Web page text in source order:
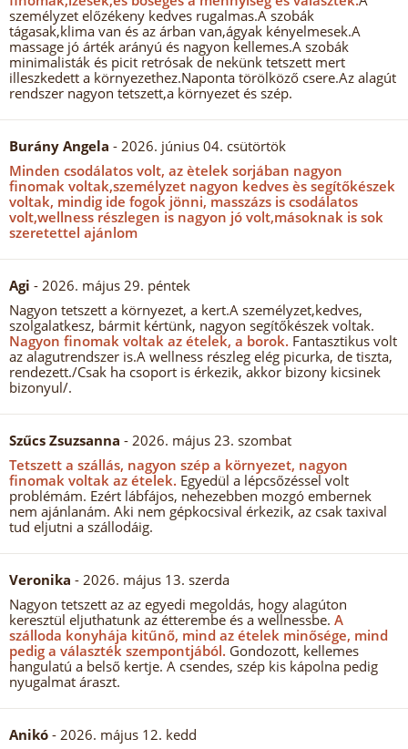
személyzet előzékeny kedves rugalmas.A szobák
tágasak,klima van és az árban van,ágyak kényelmesek.A
massage jó árték arányú és nagyon kellemes.A szobák
minimalisták és picit retrósak de nekünk tetszett mert
illeszkedett a környezethez.Naponta törölköző csere.Az alagút
rendszer nagyon tetszett,a környezet és szép.
Burány Angela - 2026. június 04. csütörtök
Minden csodálatos volt, az ètelek sorjában nagyon
finomak voltak,személyzet nagyon kedves ès segítőkészek
voltak, mindig ide fogok jönni, masszázs is csodálatos
volt,wellness részlegen is nagyon jó volt,másoknak is sok
szeretettel ajánlom
Agi - 2026. május 29. péntek
Nagyon tetszett a környezet, a kert.A személyzet,kedves,
szolgalatkesz, bármit kértünk, nagyon segítőkészek voltak.
Nagyon finomak voltak az ételek, a borok. Fantasztikus volt
az alagutrendszer is.A wellness részleg elég picurka, de tiszta,
rendezett./Csak ha csoport is érkezik, akkor bizony kicsinek
bizonyul/.
Szűcs Zsuzsanna - 2026. május 23. szombat
Tetszett a szállás, nagyon szép a környezet, nagyon
finomak voltak az ételek. Egyedül a lépcsőzéssel volt
problémám. Ezért lábfájos, nehezebben mozgó embernek
nem ajánlanám. Aki nem gépkocsival érkezik, az csak taxival
tud eljutni a szállodáig.
Veronika - 2026. május 13. szerda
Nagyon tetszett az az egyedi megoldás, hogy alagúton
keresztül eljuthatunk az étterembe és a wellnessbe. A
szálloda konyhája kitűnő, mind az ételek minősége, mind
pedig a választék szempontjából. Gondozott, kellemes
hangulatú a belső kertje. A csendes, szép kis kápolna pedig
nyugalmat áraszt.
Anikó - 2026. május 12. kedd